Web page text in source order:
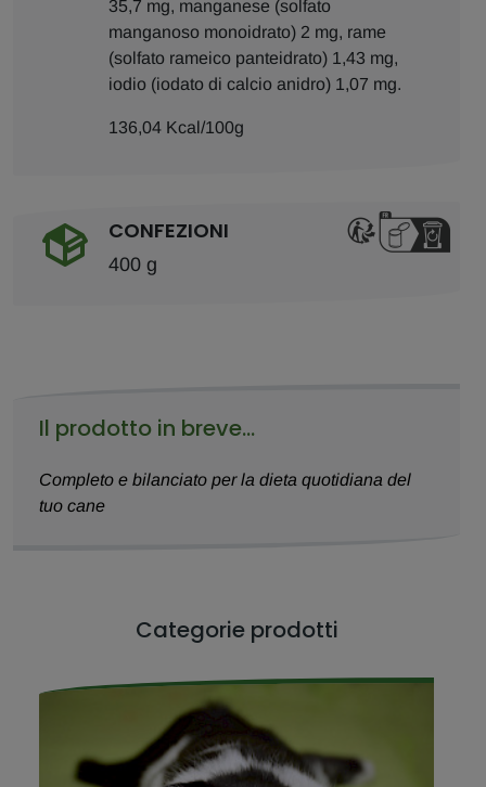
35,7 mg, manganese (solfato
manganoso monoidrato) 2 mg, rame
(solfato rameico panteidrato) 1,43 mg,
iodio (iodato di calcio anidro) 1,07 mg.
136,04 Kcal/100g
CONFEZIONI
400 g
Il prodotto in breve...
Completo e bilanciato per la dieta quotidiana del
tuo cane
Categorie prodotti